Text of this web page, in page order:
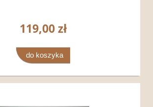
119,00 zł
do koszyka